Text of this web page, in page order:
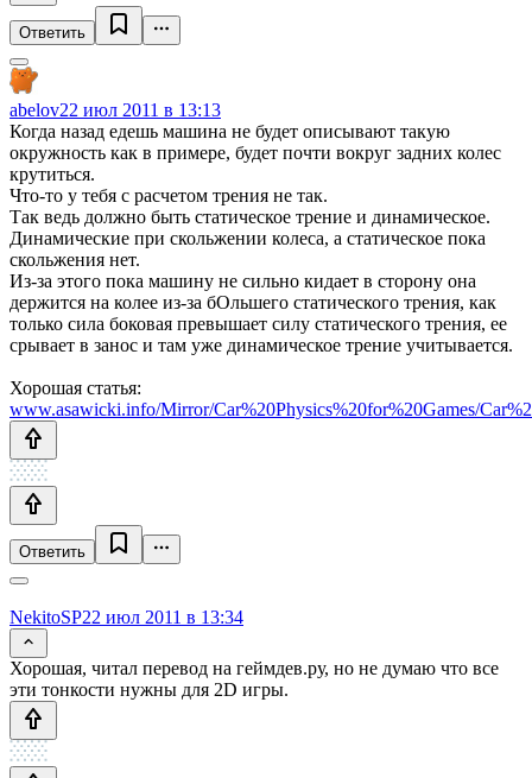
Ответить
abelov22 июл 2011 в 13:13
Когда назад едешь машина не будет описывают такую
окружность как в примере, будет почти вокруг задних колес
крутиться.
Что-то у тебя с расчетом трения не так.
Так ведь должно быть статическое трение и динамическое.
Динамические при скольжении колеса, а статическое пока
скольжения нет.
Из-за этого пока машину не сильно кидает в сторону она
держится на колее из-за бОльшего статического трения, как
только сила боковая превышает силу статического трения, ее
срывает в занос и там уже динамическое трение учитывается.
Хорошая статья:
www.asawicki.info/Mirror/Car%20Physics%20for%20Games/
Ответить
NekitoSP22 июл 2011 в 13:34
Хорошая, читал перевод на геймдев.ру, но не думаю что все
эти тонкости нужны для 2D игры.